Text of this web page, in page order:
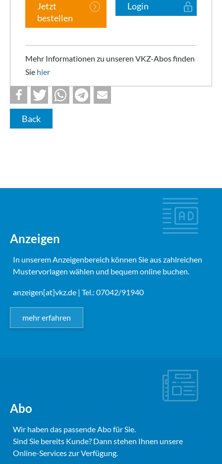
Jetzt
bestellen
Login
Mehr Informationen zu unseren VKZ-Abos finden
Sie hier
Back
Anzeigen
In unserem Anzeigenbereich können Sie aus zahlreichen
Mustervorlagen wählen und bequem online buchen.
anzeigen[at]vkz.de | Tel.: 07042/91940
mehr erfahren
Abo
Wir haben das passende Abo für Sie.
Sind Sie bereits Kunde? Dann stehen Ihnen unsere
Online-Services zur Verfügung.